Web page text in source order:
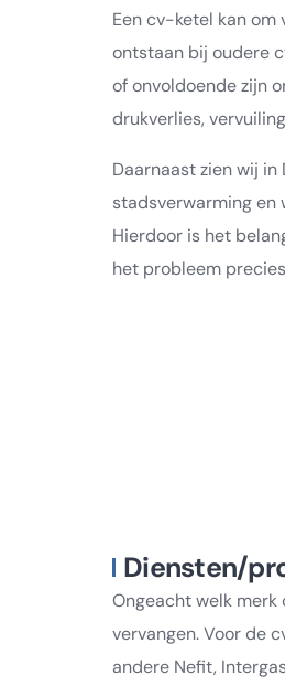
Een cv-ketel kan om
ontstaan bij oudere
of onvoldoende zijn
drukverlies,
Daarnaast zien wij
stadsverwarming en
Hierdoor is het
het probleem
Diensten/
Ongeacht welk merk
vervangen. Voor de
andere Nefit,